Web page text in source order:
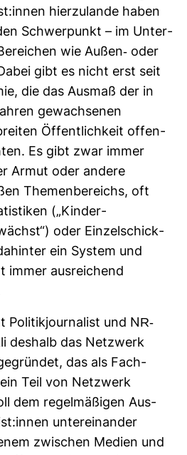
hier­zu­lande haben
Schwer­punkt – im Unter­
wie Außen-​ oder
gibt es nicht erst seit
die das Ausmaß der in
gewach­senen
Öffent­lich­keit offen­
Es gibt zwar immer
Armut oder andere
The­men­be­reichs, oft
(„Kin­der­
oder Ein­zel­schick­
ein System und
immer aus­rei­chend
Poli­tik­jour­na­list und NR-​
des­halb das Netz­werk
das als Fach­
Teil von Netz­werk
dem regel­mä­ßigen Aus­
unter­ein­ander
zwi­schen Medien und